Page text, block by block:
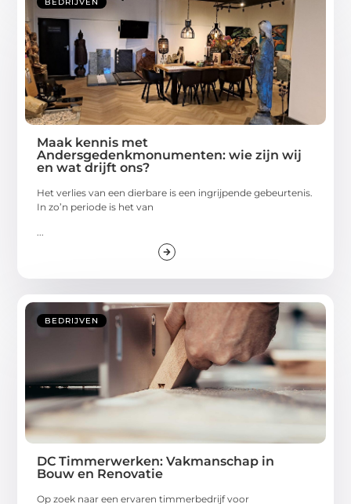
Maak kennis met
Andersgedenkmonumenten: wie zijn wij
en wat drijft ons?
Het verlies van een dierbare is een ingrijpende gebeurtenis.
In zo’n periode is het van
...
BEDRIJVEN
DC Timmerwerken: Vakmanschap in
Bouw en Renovatie
Op zoek naar een ervaren timmerbedrijf voor